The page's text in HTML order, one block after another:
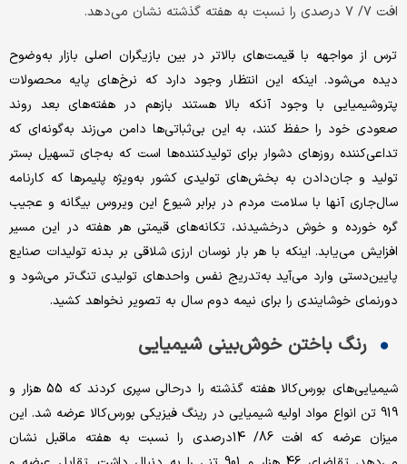
افت ۷/ ۷ درصدی را نسبت به هفته گذشته نشان می‌دهد.
ترس از مواجهه با قیمت‌های بالاتر در بین بازیگران اصلی بازار به‌وضوح
دیده می‌شود. اینکه این انتظار وجود دارد که نرخ‌های پایه محصولات
پتروشیمیایی با وجود آنکه بالا هستند بازهم در هفته‌های بعد روند
صعودی خود را حفظ کنند، به این بی‌ثباتی‌ها دامن می‌زند‌ به‌گونه‌ای که
تداعی‌کننده روزهای دشوار برای تولیدکننده‌ها است که به‌جای تسهیل بستر
تولید و جان‌دادن به بخش‌های تولیدی کشور به‌ویژه پلیمرها که کارنامه
سال‌جاری آنها با سلامت مردم در برابر شیوع این ویروس بیگانه و عجیب
گره خورده و خوش درخشیدند، تکانه‌های قیمتی هر هفته در این مسیر
افزایش می‌یابد. اینکه با هر بار نوسان ارزی شلاقی بر بدنه تولیدات صنایع
پایین‌دستی وارد می‌آید به‌تدریج نفس واحدهای تولیدی تنگ‌تر می‌شود و
دورنمای خوشایندی را برای نیمه دوم سال به تصویر نخواهد کشید.
رنگ باختن خوش‌بینی شیمیایی
شیمیایی‌های بورس‌کالا هفته گذشته را درحالی سپری کردند که 55 هزار و
919 تن انواع مواد اولیه شیمیایی در رینگ فیزیکی بورس‌کالا عرضه شد. این
میزان عرضه که افت 86/ 14درصدی را نسبت به هفته ماقبل نشان